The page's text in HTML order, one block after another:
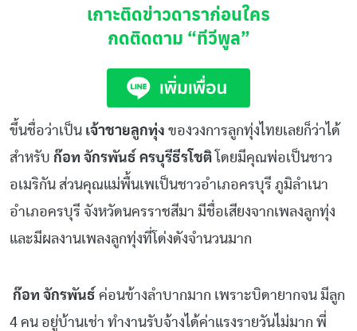
เกาะติดข่าวดาราก่อนใคร
กดติดตาม “ทีวีพูล”
ขึ้นชื่อว่าเป็น เจ้าชายลูกทุ่ง ของวงการลูกทุ่งไทยเลยก็ว่าได้
สำหรับ ก๊อท จักรพันธ์ ครบุรีธีรโชติ โดยมีคุณพ่อเป็นชาว
อเมริกัน ส่วนคุณแม่พื้นเพเป็นชาวอำเภอครบุรี ภูมิลำเนา
อำเภอครบุรี จังหวัดนครราชสีมา มีชื่อเสียงจากเพลงลูกทุ่ง
และมีผลงานเพลงลูกทุ่งที่โด่งดังจำนวนมาก
ก๊อท จักรพันธ์ ค่อนข้างลำบากมาก เพราะบิดายากจน มีลูก
4 คน อยู่บ้านเช่า ทำงานรับจ้างได้ค่าแรงรายวันไม่มาก พี่